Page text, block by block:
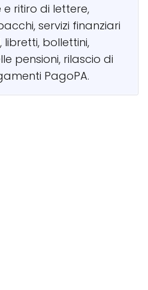
e ritiro di lettere,
servizi finanziari
bollettini,
pensioni, rilascio di
PagoPA.